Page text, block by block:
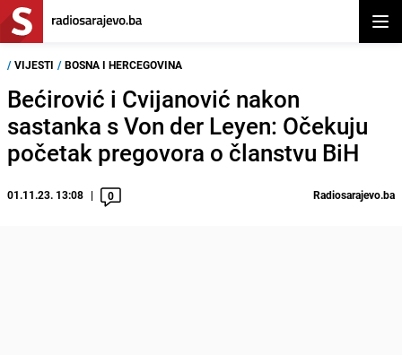
/ VIJESTI / BOSNA I HERCEGOVINA
Bećirović i Cvijanović nakon
sastanka s Von der Leyen: Očekuju
početak pregovora o članstvu BiH
01.11.23. 13:08 0 Radiosarajevo.ba